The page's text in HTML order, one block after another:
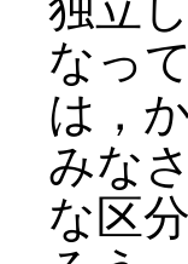
なっ
は，
みな
な区